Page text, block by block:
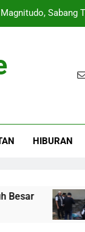
Sabang
dan Turki Tak
AS Tak Mampu
untuk Ungkap
HIBURAN
7 Jam